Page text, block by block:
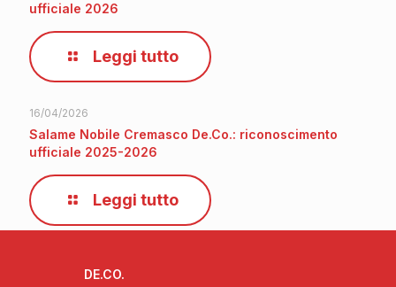
ufficiale 2026
Leggi tutto
16/04/2026
Salame Nobile Cremasco De.Co.: riconoscimento
ufficiale 2025-2026
Leggi tutto
DE.CO.